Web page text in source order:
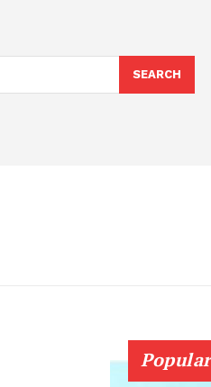
SEARCH
Popular